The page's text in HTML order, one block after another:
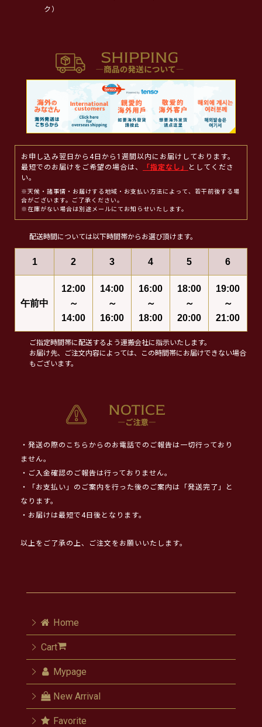
ク）
お申し込み翌日から4日から1週間以内にお届けしております。
最短でのお届けをご希望の場合は、
「指定なし」
としてくださ
い。
※天候・諸事情・お届けする地域・お支払い方法によって、若干前後する場
合がございます。ご了承ください。
※在庫がない場合は別途メールにてお知らせいたします。
配送時間については以下時間帯からお選び頂けます。
1 2 3 4 5 6
午前中
12:00
～
14:00
14:00
～
16:00
16:00
～
18:00
18:00
～
20:00
19:00
～
21:00
ご指定時間帯に配送するよう運搬会社に指示いたします。
お届け先、ご注文内容によっては、この時間帯にお届けできない場合
もございます。
・発送の際のこちらからのお電話でのご報告は一切行っており
ません。
・ご入金確認のご報告は行っておりません。
・「お支払い」のご案内を行った後のご案内は「発送完了」と
なります。
・お届けは最短で4日後となります。
以上をご了承の上、ご注文をお願いいたします。
Home
Cart
Mypage
New Arrival
Favorite